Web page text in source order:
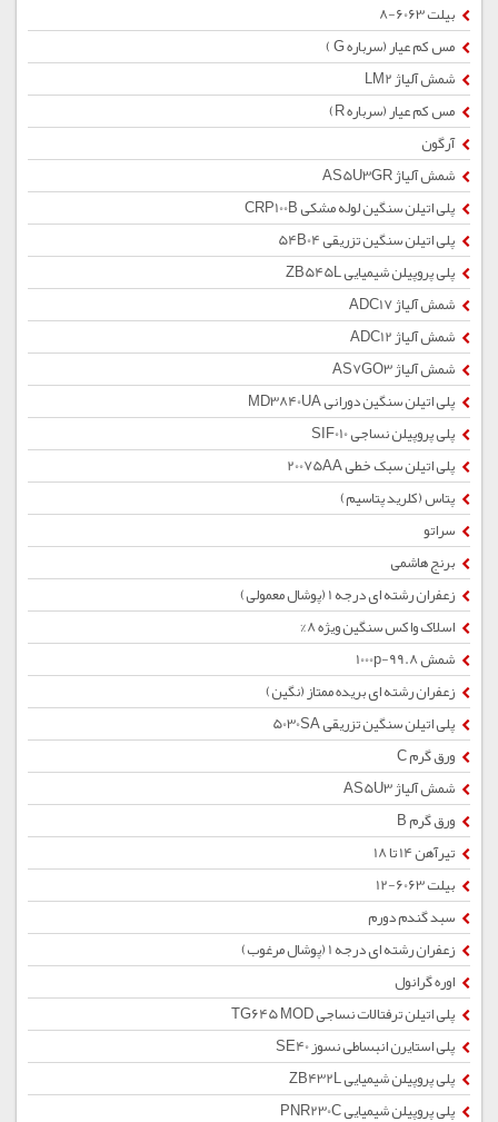
بیلت 6063-8
مس کم عیار (سرباره G )
شمش آلیاژ LM2
مس کم عیار (سرباره R)
آرگون
شمش آلیاژ AS5U3GR
پلی اتیلن سنگین لوله مشکی CRP100B
پلی اتیلن سنگین تزریقی 54B04
پلی پروپیلن شیمیایی ZB545L
شمش آلیاژ ADC17
شمش آلیاژ ADC12
شمش آلیاژ AS7GO3
پلی اتیلن سنگین دورانی MD3840UA
پلی پروپیلن نساجی SIF010
پلی اتیلن سبک خطی 20075AA
پتاس (کلرید پتاسیم)
سراتو
برنج هاشمی
زعفران رشته ای درجه 1 (پوشال معمولی)
اسلاک واکس سنگین ویژه 8%
شمش 1000p-99.8
زعفران رشته ای بریده ممتاز (نگین)
پلی اتیلن سنگین تزریقی 5030SA
ورق گرم C
شمش آلیاژ AS5U3
ورق گرم B
تیرآهن 14 تا 18
بیلت 6063-12
سبد گندم دورم
زعفران رشته ای درجه 1 (پوشال مرغوب)
اوره گرانول
پلی اتیلن ترفتالات نساجی TG645 MOD
پلی استایرن انبساطی نسوز SE40
پلی پروپیلن شیمیایی ZB432L
پلی پروپیلن شیمیایی PNR230C